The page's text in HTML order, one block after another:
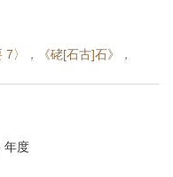
7〉，《硓[石古]石》，
年度